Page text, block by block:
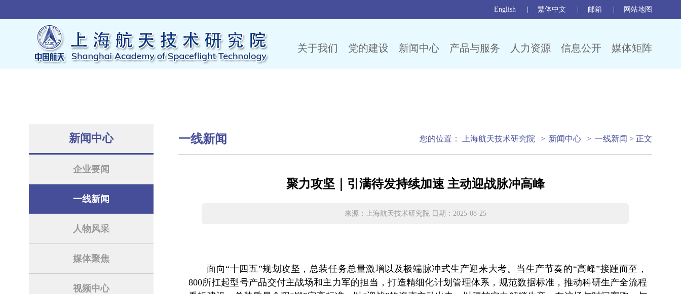
English 繁体中文 邮箱 网站地图
关于我们 党的建设 新闻中心 产品与服务 人力资源 信息公开 媒体矩阵
新闻中心
企业要闻
一线新闻
人物风采
媒体聚焦
视频中心
一线新闻 您的位置： 上海航天技术研究院 > 新闻中心 > 一线新闻 > 正文
聚力攻坚｜引满待发持续加速 主动迎战脉冲高峰
来源：上海航天技术研究院 日期：2025-08-25
面向“十四五”规划攻坚，总装任务总量激增以及极端脉冲式生产迎来大考。当生产节奏的“高峰”接踵而至，
800所扛起型号产品交付主战场和主力军的担当，打造精细化计划管理体系，规范数据标准，推动科研生产全流程